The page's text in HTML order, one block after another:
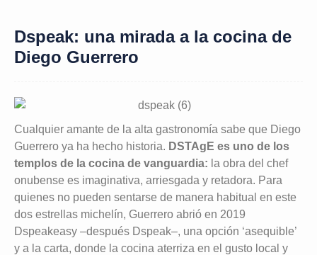
Dspeak: una mirada a la cocina de
Diego Guerrero
Cualquier amante de la alta gastronomía sabe que Diego
Guerrero ya ha hecho historia. DSTAgE es uno de los
templos de la cocina de vanguardia: la obra del chef
onubense es imaginativa, arriesgada y retadora. Para
quienes no pueden sentarse de manera habitual en este
dos estrellas michelín, Guerrero abrió en 2019
Dspeakeasy –después Dspeak–, una opción ‘asequible’
y a la carta, donde la cocina aterriza en el gusto local y